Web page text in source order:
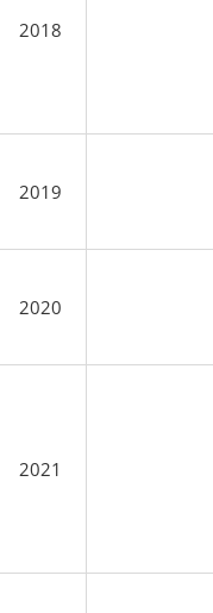
2018
2019
2020
2021